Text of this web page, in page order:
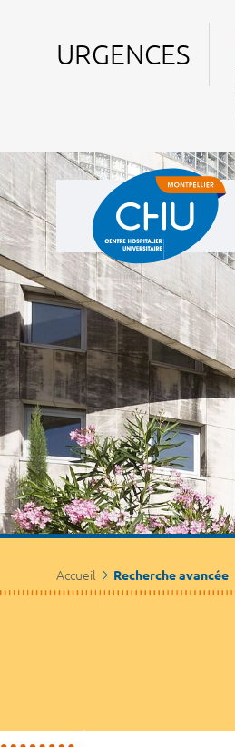
URGENCES
Accueil Recherche avancée